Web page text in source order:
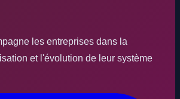
les entreprises dans la
et l'évolution de leur système